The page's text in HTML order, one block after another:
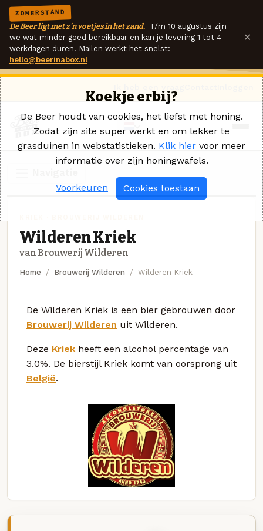
ZOMERSTAND
De Beer ligt met z'n voetjes in het zand. T/m 10 augustus zijn
we wat minder goed bereikbaar en kan je levering 1 tot 4
werkdagen duren. Mailen werkt het snelst:
hello@beerinabox.nl
×
Wilderen Kriek
van Brouwerij Wilderen
Home Brouwerij Wilderen Wilderen Kriek
De Wilderen Kriek is een bier gebrouwen door
Brouwerij Wilderen uit Wilderen.
Deze Kriek heeft een alcohol percentage van
3.0%. De bierstijl Kriek komt van oorsprong uit
België.
Koekje erbij?
De Beer houdt van cookies, het liefst met honing.
Zodat zijn site super werkt en om lekker te
grasduinen in webstatistieken. Klik hier voor meer
informatie over zijn honingwafels.
Voorkeuren Cookies toestaan